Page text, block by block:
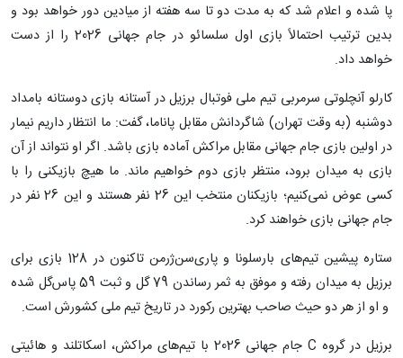
پا شده و اعلام شد که به مدت دو تا سه هفته از میادین دور خواهد بود و
بدین ترتیب احتمالاً بازی اول سلسائو در جام جهانی 2026 را از دست
خواهد داد.
کارلو آنچلوتی سرمربی تیم ملی فوتبال برزیل در آستانه بازی دوستانه بامداد
دوشنبه (به وقت تهران) شاگردانش مقابل پاناما، گفت: ما انتظار داریم نیمار
در اولین بازی جام جهانی مقابل مراکش آماده بازی باشد. اگر او نتواند از آن
بازی به میدان برود، منتظر بازی دوم خواهیم ماند. ما هیچ بازیکنی را با
کسی عوض نمی‌کنیم؛ بازیکنان منتخب این 26 نفر هستند و این 26 نفر در
جام جهانی بازی خواهند کرد.
ستاره پیشین تیم‌های بارسلونا و پاری‌سن‌ژرمن تاکنون در 128 بازی برای
برزیل به میدان رفته و موفق به ثمر رساندن 79 گل و ثبت 59 پاس‌‌گل شده
و او از هر دو حیث صاحب بهترین رکورد در تاریخ تیم ملی کشورش است.
برزیل در گروه C جام جهانی 2026 با تیم‌های مراکش، اسکاتلند و هائیتی